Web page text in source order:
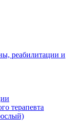
реабилитации и
терапевта